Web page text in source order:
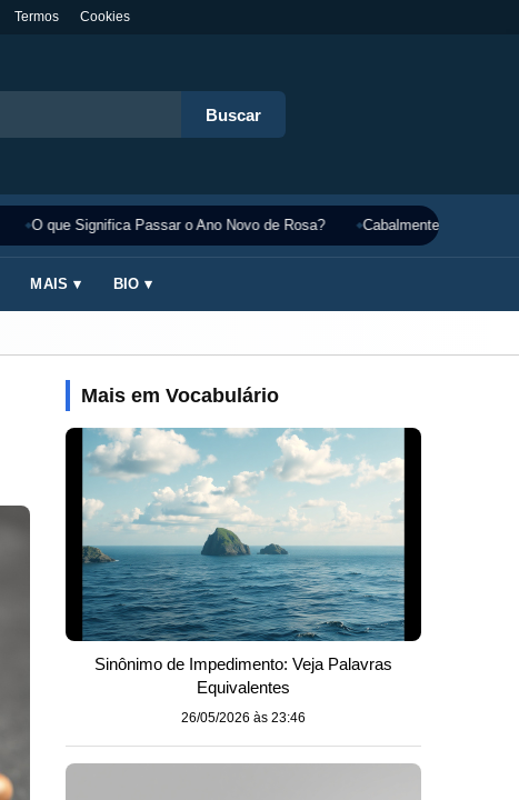
Termos Cookies
Buscar
O que Significa Passar o Ano Novo de Rosa? Cabalmente Significado:
MAIS ▾ BIO ▾
Mais em Vocabulário
Sinônimo de Impedimento: Veja Palavras
Equivalentes
26/05/2026 às 23:46